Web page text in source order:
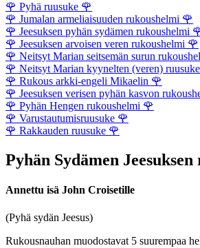
🌹 Pyhä ruusuke 🌹
🌹 Jumalan armeliaisuuden rukoushelmi 🌹
🌹 Jeesuksen pyhän sydämen rukoushelmi
🌹 Jeesuksen arvoisen veren rukoushelmi 🌹
🌹 Neitsyt Marian seitsemän surun
🌹 Neitsyt Marian kyynelten (veren) ruusuke
🌹 Rukous arkki-engeli Mikaelin 🌹
🌹 Jeesuksen verisen pyhän kasvon
🌹 Pyhän Hengen rukoushelmi 🌹
🌹 Varustautumisruusuke 🌹
🌹 Rakkauden ruusuke 🌹
Pyhän Sydämen
Annettu isä John Croisetille
(Pyhä sydän Jeesus)
Rukousnauhan muodostavat 5 suurempaa